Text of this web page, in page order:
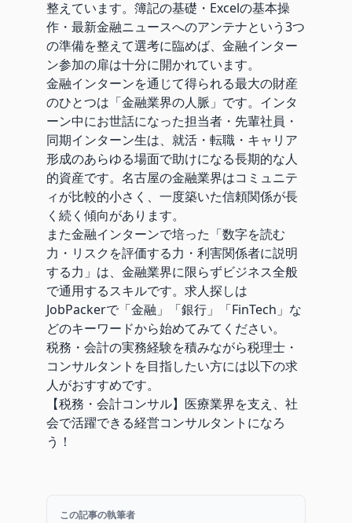
整えています。簿記の基礎・Excelの基本操
作・最新金融ニュースへのアンテナという3つ
の準備を整えて選考に臨めば、金融インター
ン参加の扉は十分に開かれています。
金融インターンを通じて得られる最大の財産
のひとつは「金融業界の人脈」です。インタ
ーン中にお世話になった担当者・先輩社員・
同期インターン生は、就活・転職・キャリア
形成のあらゆる場面で助けになる長期的な人
的資産です。名古屋の金融業界はコミュニテ
ィが比較的小さく、一度築いた信頼関係が長
く続く傾向があります。
また金融インターンで培った「数字を読む
力・リスクを評価する力・利害関係者に説明
する力」は、金融業界に限らずビジネス全般
で通用するスキルです。求人探しは
JobPackerで「金融」「銀行」「FinTech」な
どのキーワードから始めてみてください。
税務・会計の実務経験を積みながら税理士・
コンサルタントを目指したい方には以下の求
人がおすすめです。
【税務・会計コンサル】医療業界を支え、社
会で活躍できる経営コンサルタントになろ
う！
この記事の執筆者